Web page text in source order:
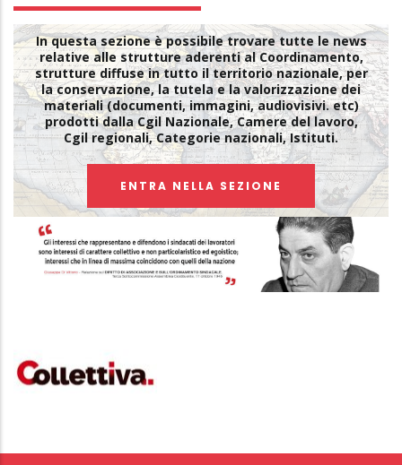
In questa sezione è possibile trovare tutte le news
relative alle strutture aderenti al Coordinamento,
strutture diffuse in tutto il territorio nazionale, per
la conservazione, la tutela e la valorizzazione dei
materiali (documenti, immagini, audiovisivi. etc)
prodotti dalla Cgil Nazionale, Camere del lavoro,
Cgil regionali, Categorie nazionali, Istituti.
ENTRA NELLA SEZIONE